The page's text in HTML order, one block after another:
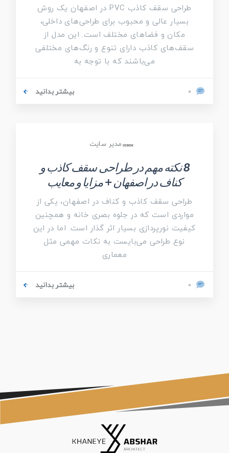
طراحی سقف کاذب PVC در اصفهان یک روش‌
بسیار عالی و محبوب برای طراحی‌های داخلی،
مکان و فضاهای مختلف است. این مدل از
سقف‌های کاذب دارای تنوع و رنگ‌های مختلفی
می‌باشند که با توجه به
0 بیشتر بدانید
مدیر سایت
8 نکته مهم در طراحی سقف کاذب و
کناف در اصفهان + مزایا و معایب
طراحی سقف کاذب و کناف در اصفهان، یکی از
مواردی است که در جلوه بصری خانه و همچنین
کیفیت نورپردازی بسیار اثر گذار است. اما در این
نوع طراحی می‌بایست به نکات مهمی مثل
معماری
0 بیشتر بدانید